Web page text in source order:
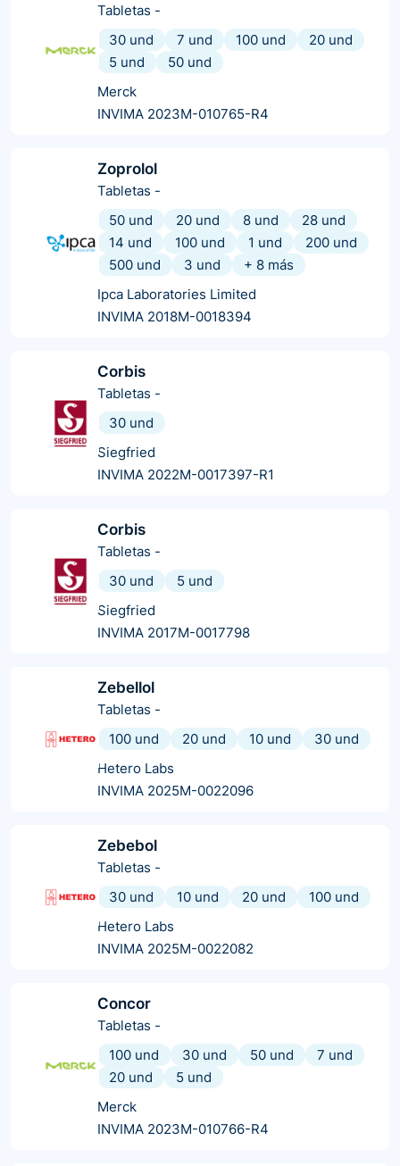
Tabletas -
30 und
7 und 100 und
20 und
5 und
50 und
Merck
INVIMA 2023M-010765-R4
Zoprolol
Tabletas -
50 und
20 und 8 und
28 und
14 und
100 und 1 und
200 und
500 und
3 und + 8 más
Ipca Laboratories Limited
INVIMA 2018M-0018394
Corbis
Tabletas -
30 und
Siegfried
INVIMA 2022M-0017397-R1
Corbis
Tabletas -
30 und
5 und
Siegfried
INVIMA 2017M-0017798
Zebellol
Tabletas -
100 und
20 und 10 und
30 und
Hetero Labs
INVIMA 2025M-0022096
Zebebol
Tabletas -
30 und
10 und 20 und
100 und
Hetero Labs
INVIMA 2025M-0022082
Concor
Tabletas -
100 und
30 und 50 und
7 und
20 und
5 und
Merck
INVIMA 2023M-010766-R4